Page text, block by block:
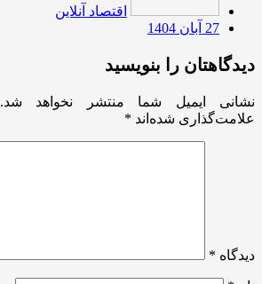
اقتصاد آنلاین
27 آبان 1404
دیدگاهتان را بنویسید
نشانی ایمیل شما منتشر نخواهد شد.
علامت‌گذاری شده‌اند *
دیدگاه *